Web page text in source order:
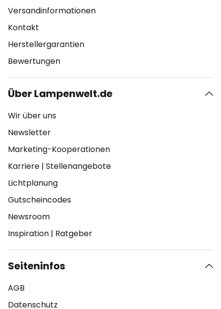
Versandinformationen
Kontakt
Herstellergarantien
Bewertungen
Über Lampenwelt.de
Wir über uns
Newsletter
Marketing-Kooperationen
Karriere | Stellenangebote
Lichtplanung
Gutscheincodes
Newsroom
Inspiration | Ratgeber
Seiteninfos
AGB
Datenschutz